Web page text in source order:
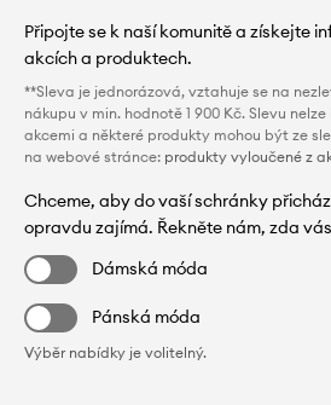
Připojte se k naší komunitě a získejte
akcích a produktech.
**Sleva je jednorázová, vztahuje se na
nákupu v min. hodnotě 1 900 Kč. Slevu
akcemi a některé produkty mohou být ze
na webové stránce: produkty vyloučené z
Chceme, aby do vaší schránky
opravdu zajímá. Řekněte nám, zda
Dámská móda
Pánská móda
Výběr nabídky je volitelný.